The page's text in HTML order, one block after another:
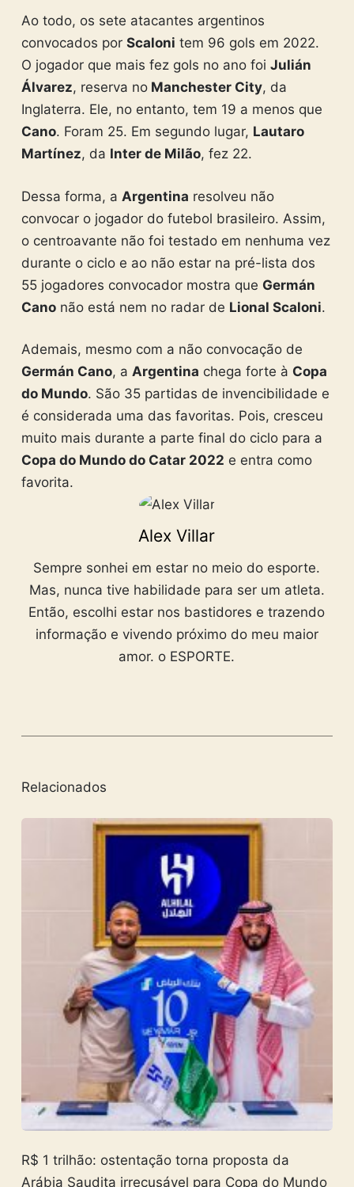
Ao todo, os sete atacantes argentinos
convocados por Scaloni tem 96 gols em 2022.
O jogador que mais fez gols no ano foi Julián
Álvarez, reserva noManchester City, da
Inglaterra. Ele, no entanto, tem 19 a menos que
Cano. Foram 25. Em segundo lugar, Lautaro
Martínez, da Inter de Milão, fez 22.
Dessa forma, a Argentina resolveu não
convocar o jogador do futebol brasileiro. Assim,
o centroavante não foi testado em nenhuma vez
durante o ciclo e ao não estar na pré-lista dos
55 jogadores convocador mostra que Germán
Canonão está nem no radar de Lional Scaloni.
Ademais, mesmo com a não convocação de
Germán Cano, a Argentina chega forte à Copa
do Mundo. São 35 partidas de invencibilidade e
é considerada uma das favoritas. Pois, cresceu
muito mais durante a parte final do ciclo para a
Copa do Mundo do Catar 2022 e entra como
favorita.
Alex Villar
Sempre sonhei em estar no meio do esporte.
Mas, nunca tive habilidade para ser um atleta.
Então, escolhi estar nos bastidores e trazendo
informação e vivendo próximo do meu maior
amor. o ESPORTE.
Relacionados
R$ 1 trilhão: ostentação torna proposta da
Arábia Saudita irrecusável para Copa do Mundo